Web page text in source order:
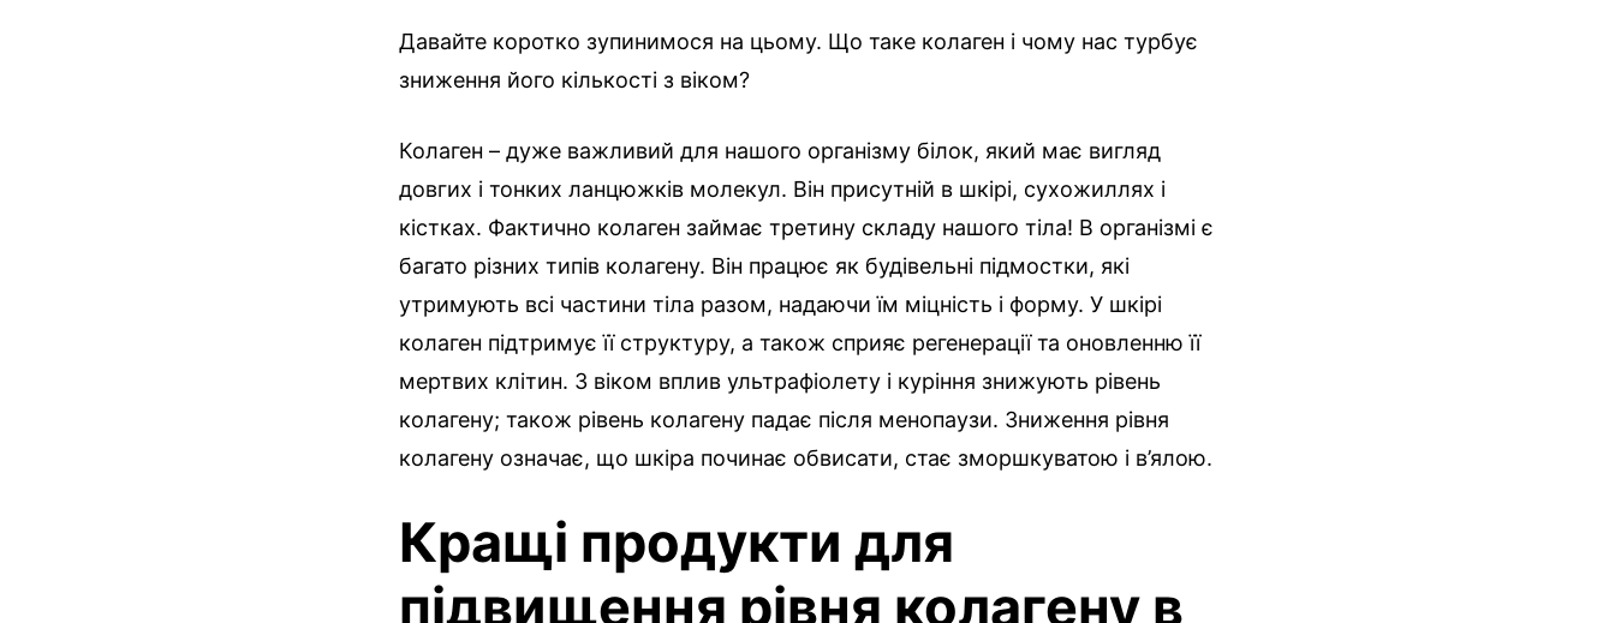
Давайте коротко зупинимося на цьому. Що таке колаген і чому нас турбує
зниження його кількості з віком?
Колаген – дуже важливий для нашого організму білок, який має вигляд
довгих і тонких ланцюжків молекул. Він присутній в шкірі, сухожиллях і
кістках. Фактично колаген займає третину складу нашого тіла! В організмі є
багато різних типів колагену. Він працює як будівельні підмостки, які
утримують всі частини тіла разом, надаючи їм міцність і форму. У шкірі
колаген підтримує її структуру, а також сприяє регенерації та оновленню її
мертвих клітин. З віком вплив ультрафіолету і куріння знижують рівень
колагену; також рівень колагену падає після менопаузи. Зниження рівня
колагену означає, що шкіра починає обвисати, стає зморшкуватою і в’ялою.
Кращі продукти для
підвищення рівня колагену в